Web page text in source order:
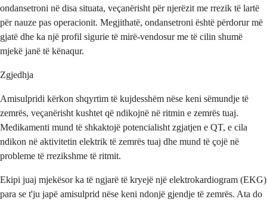
ondansetroni në disa situata, veçanërisht për njerëzit me rrezik të lartë
për nauze pas operacionit. Megjithatë, ondansetroni është përdorur më
gjatë dhe ka një profil sigurie të mirë-vendosur me të cilin shumë
mjekë janë të kënaqur.
Zgjedhja
Amisulpridi kërkon shqyrtim të kujdesshëm nëse keni sëmundje të
zemrës, veçanërisht kushtet që ndikojnë në ritmin e zemrës tuaj.
Medikamenti mund të shkaktojë potencialisht zgjatjen e QT, e cila
ndikon në aktivitetin elektrik të zemrës tuaj dhe mund të çojë në
probleme të rrezikshme të ritmit.
Ekipi juaj mjekësor ka të ngjarë të kryejë një elektrokardiogram (EKG)
para se t'ju japë amisulprid nëse keni ndonjë gjendje të zemrës. Ata do